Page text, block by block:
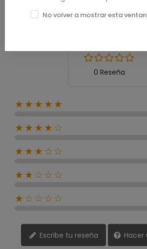
Calificación media
0 Reseña
★★★★★
★★★★☆
★★★☆☆
★★☆☆☆
★☆☆☆☆
Escribe tu reseña Hacer
No volver a mostrar esta